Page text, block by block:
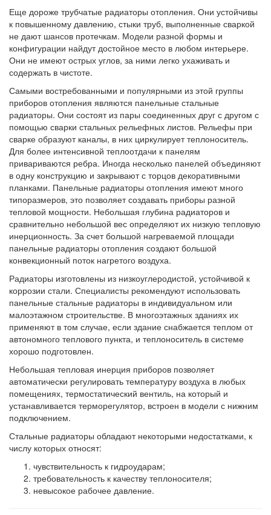
Еще дороже трубчатые радиаторы отопления. Они устойчивы
к повышенному давлению, стыки труб, выполненные сваркой
не дают шансов протечкам. Модели разной формы и
конфигурации найдут достойное место в любом интерьере.
Они не имеют острых углов, за ними легко ухаживать и
содержать в чистоте.
Самыми востребованными и популярными из этой группы
приборов отопления являются панельные стальные
радиаторы. Они состоят из пары соединенных друг с другом с
помощью сварки стальных рельефных листов. Рельефы при
сварке образуют каналы, в них циркулирует теплоноситель.
Для более интенсивной теплоотдачи к панелям
привариваются ребра. Иногда несколько панелей объединяют
в одну конструкцию и закрывают с торцов декоративными
планками. Панельные радиаторы отопления имеют много
типоразмеров, это позволяет создавать приборы разной
тепловой мощности. Небольшая глубина радиаторов и
сравнительно небольшой вес определяют их низкую тепловую
инерционность. За счет большой нагреваемой площади
панельные радиаторы отопления создают большой
конвекционный поток нагретого воздуха.
Радиаторы изготовлены из низкоуглеродистой, устойчивой к
коррозии стали. Специалисты рекомендуют использовать
панельные стальные радиаторы в индивидуальном или
малоэтажном строительстве. В многоэтажных зданиях их
применяют в том случае, если здание снабжается теплом от
автономного теплового пункта, и теплоноситель в системе
хорошо подготовлен.
Небольшая тепловая инерция приборов позволяет
автоматически регулировать температуру воздуха в любых
помещениях, термостатический вентиль, на который и
устанавливается терморегулятор, встроен в модели с нижним
подключением.
Стальные радиаторы обладают некоторыми недостатками, к
числу которых относят:
чувствительность к гидроударам;
требовательность к качеству теплоносителя;
невысокое рабочее давление.